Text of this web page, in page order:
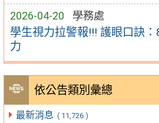
2026-04-20 學務處
學生視力拉警報!!! 護眼口訣
力
依公告類別彙總
最新消息 ( 11,726 )